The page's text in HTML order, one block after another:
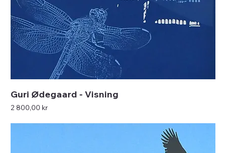
Guri Ødegaard - Visning
Pris
2 800,00 kr